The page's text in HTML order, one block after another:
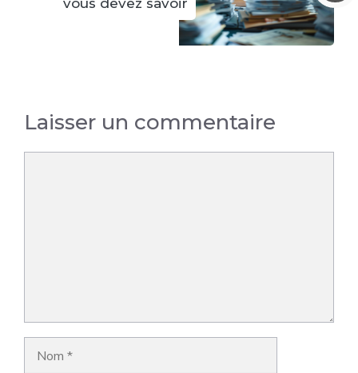
vous devez savoir
Laisser un commentaire